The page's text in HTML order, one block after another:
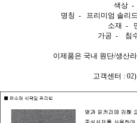
색상 -
명칭 - 프리미엄 솔리
소재 -
가공 - 침
이제품은 국내 원단/생산
고객센터 :